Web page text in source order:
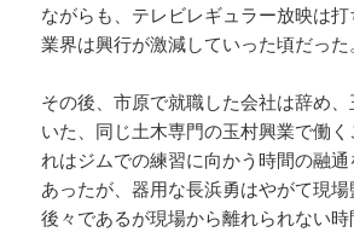
ながらも、テレビレギュラー放映は
業界は興行が激減していった頃だった
その後、市原で就職した会社は辞め
いた、同じ土木専門の玉村興業で働
れはジムでの練習に向かう時間の融
あったが、器用な長浜勇はやがて現場
後々であるが現場から離れられない